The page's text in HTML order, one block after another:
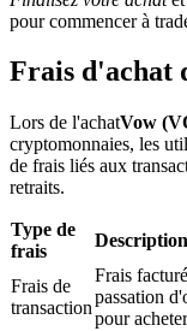
Blocages BTR
pour commencer à
Frais d'achat
Lors de l'achatVow
cryptomonnaies, les
de frais liés aux
retraits.
Type de
frais
Description
Frais de
transaction
Frais
passation
pour